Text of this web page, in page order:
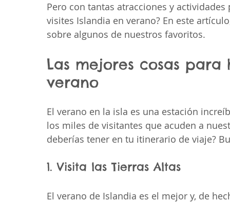
Pero con tantas atracciones y
visites Islandia en verano? En este
sobre algunos de nuestros favoritos.
Las mejores cosas
verano
El verano en la isla es una estación
los miles de visitantes que acuden a
deberías tener en tu itinerario de viaje?
1. Visita las Tierras Altas
El verano de Islandia es el mejor y, de